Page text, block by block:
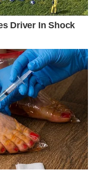
Driver In Shock